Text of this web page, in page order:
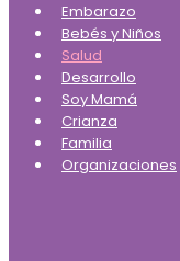
Embarazo
Bebés y Niños
Salud
Desarrollo
Soy Mamá
Crianza
Familia
Organizaciones